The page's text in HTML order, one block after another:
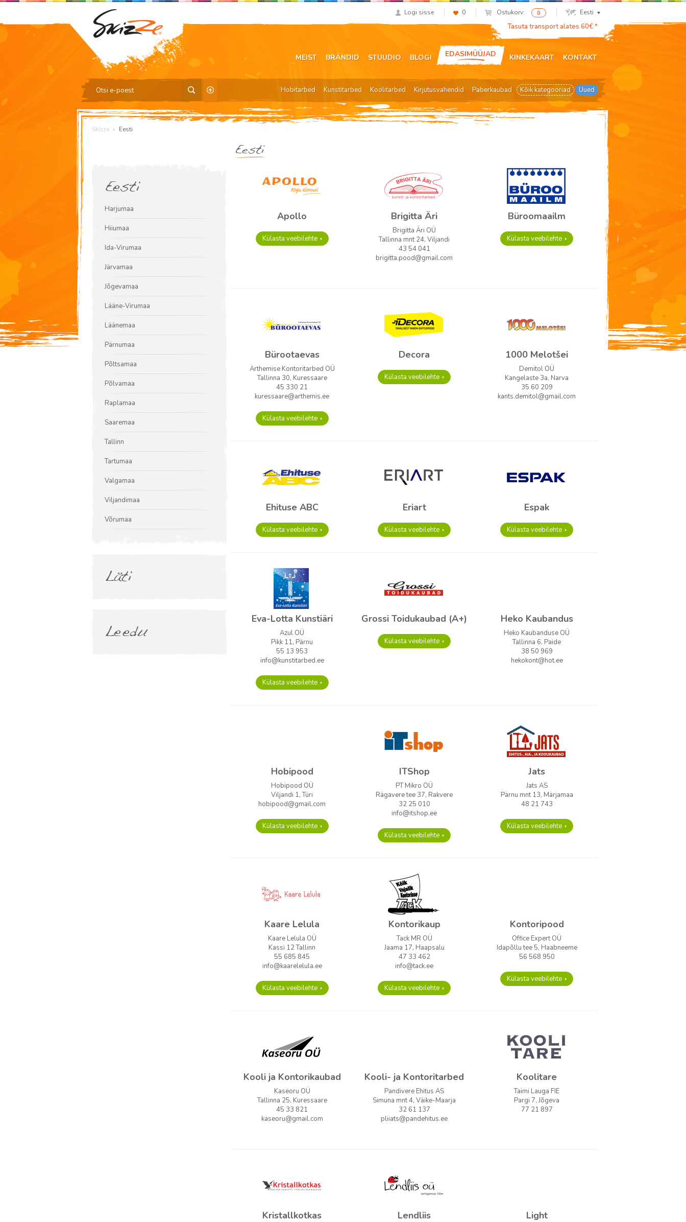
Logi sisse 0 Ostukorv: 0 Eesti
Tasuta transport alates 60€ *
MEIST BRÄNDID STUUDIO BLOGI EDASIMÜÜJAD KINKEKAART KONTAKT
Hobitarbed Kunstitarbed Koolitarbed Kirjutusvahendid Paberkaubad Kõik kategooriad Uued
Skizze Eesti
Eesti
Harjumaa
Hiiumaa
Ida-Virumaa
Järvamaa
Jõgevamaa
Lääne-Virumaa
Läänemaa
Pärnumaa
Põltsamaa
Põlvamaa
Raplamaa
Saaremaa
Tallinn
Tartumaa
Valgamaa
Viljandimaa
Võrumaa
Läti
Leedu
Eesti
Apollo
Külasta veebilehte
Brigitta Äri
Brigitta Äri OÜ
Tallinna mnt 24, Viljandi
43 54 041
brigitta.pood@gmail.com
Büroomaailm
Külasta veebilehte
Bürootaevas
Arthemise Kontoritarbed OÜ
Tallinna 30, Kuressaare
45 330 21
kuressaare@arthemis.ee
Külasta veebilehte
Decora
Külasta veebilehte
1000 Melotšei
Demitol OÜ
Kangelaste 3a, Narva
35 60 209
kants.demitol@gmail.com
Ehituse ABC
Külasta veebilehte
Eriart
Külasta veebilehte
Espak
Külasta veebilehte
Eva-Lotta Kunstiäri
Azul OÜ
Pikk 11, Pärnu
55 13 953
info@kunstitarbed.ee
Külasta veebilehte
Grossi Toidukaubad (A+)
Külasta veebilehte
Heko Kaubandus
Heko Kaubanduse OÜ
Tallinna 6, Paide
38 50 969
hekokont@hot.ee
Hobipood
Hobipood OÜ
Viljandi 1, Türi
hobipood@gmail.com
Külasta veebilehte
ITShop
PT Mikro OÜ
Rägavere tee 37, Rakvere
32 25 010
info@itshop.ee
Külasta veebilehte
Jats
Jats AS
Pärnu mnt 13, Märjamaa
48 21 743
Külasta veebilehte
Kaare Lelula
Kaare Lelula OÜ
Kassi 12 Tallinn
55 685 845
info@kaarelelula.ee
Külasta veebilehte
Kontorikaup
Tack MR OÜ
Jaama 17, Haapsalu
47 33 462
info@tack.ee
Külasta veebilehte
Kontoripood
Office Expert OÜ
Idapõllu tee 5, Haabneeme
56 568 950
Külasta veebilehte
Kooli ja Kontorikaubad
Kaseoru OÜ
Tallinna 25, Kuressaare
45 33 821
kaseoru@gmail.com
Kooli- ja Kontoritarbed
Pandivere Ehitus AS
Simuna mnt 4, Väike-Maarja
32 61 137
pliiats@pandehitus.ee
Koolitare
Taimi Lauga FIE
Pargi 7, Jõgeva
77 21 897
Kristallkotkas Lendliis Light